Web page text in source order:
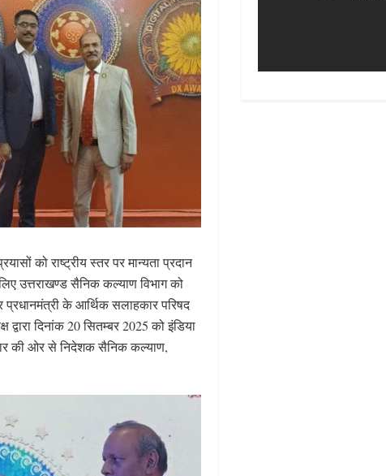
को राष्ट्रीय स्तर पर मान्यता प्रदान
उत्तराखण्ड सैनिक कल्याण विभाग को
प्रधानमंत्री के आर्थिक सलाहकार परिषद
दिनांक 20 सितम्बर 2025 को इंडिया
की ओर से निदेशक सैनिक कल्याण,